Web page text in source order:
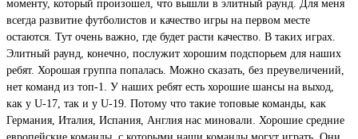
моменту, который произошел, что вышли в элитный раунд. Для меня
всегда развитие футболистов и качество игры на первом месте
остаются. Тут очень важно, где будет расти качество. В таких играх.
Элитный раунд, конечно, послужит хорошим подспорьем для наших
ребят. Хорошая группа попалась. Можно сказать, без преувеличений,
нет команд из топ-1. У наших ребят есть хорошие шансы на выход,
как у U-17, так и у U-19. Потому что такие топовые команды, как
Германия, Италия, Испания, Англия нас миновали. Хорошие средние